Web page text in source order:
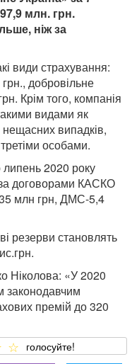
млн. грн.
ніж за
види страхування:
добровільне
Крім того, компанія
видами як
нещасних випадків,
особами.
липень 2020 року
договорами КАСКО
млн грн, ДМС-5,4
резерви становлять
Ніколова: «У 2020
законодавчим
премій до 320